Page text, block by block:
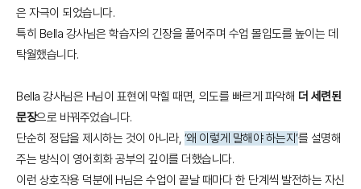
은 자극이 되었습니다.
특히 Bella 강사님은 학습자의 긴장을 풀어주며 수업 몰입도를 높이는 데
탁월했습니다.
Bella 강사님은 H님이 표현에 막힐 때면, 의도를 빠르게 파악해 더 세련된
문장으로 바꿔주었습니다.
단순히 정답을 제시하는 것이 아니라, ‘왜 이렇게 말해야 하는지’를 설명해
주는 방식이 영어회화 공부의 깊이를 더했습니다.
이런 상호작용 덕분에 H님은 수업이 끝날 때마다 한 단계씩 발전하는 자신